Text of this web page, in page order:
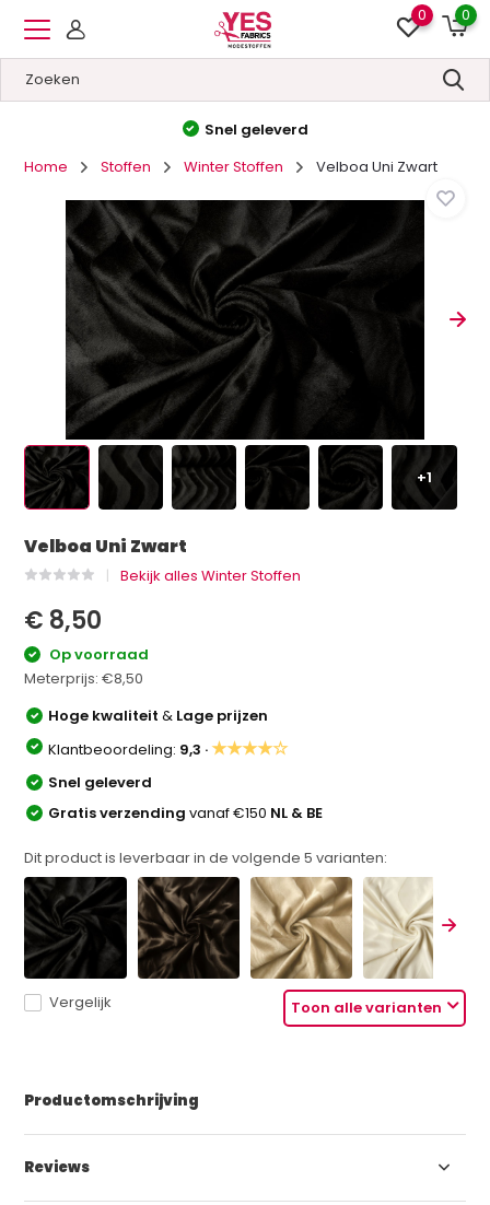
0 0
Hoge kwaliteit&Lage prijzen
Home
Stoffen Winter Stoffen Velboa Uni Zwart
+1
Velboa Uni Zwart
Bekijk alles Winter Stoffen
€ 8,50
Op voorraad
Meterprijs:€8,50
Hoge kwaliteit& Lage prijzen
Klantbeoordeling: 9,3 ·★★★★☆
Snel geleverd
Gratis verzendingvanaf €150 NL & BE
Dit product is leverbaar in de volgende5 varianten:
Toon alle varianten
Vergelijk
Productomschrijving
Reviews